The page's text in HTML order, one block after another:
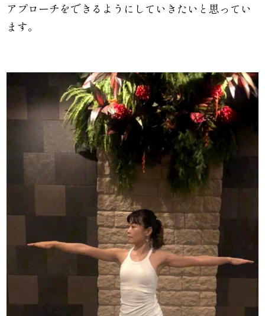
アプローチをできるようにしていきたいと思ってい
ます。